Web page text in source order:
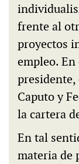
frente al
proyectos
empleo.
Caputo y
la cartera
En tal
materia de